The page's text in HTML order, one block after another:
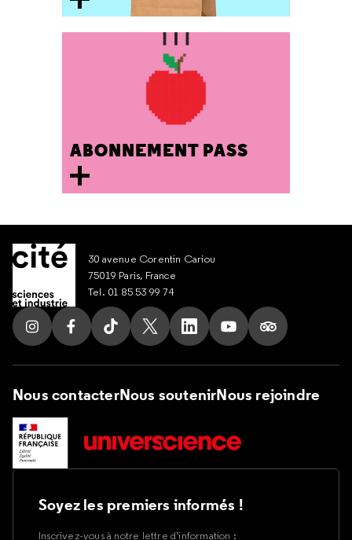
ABONNEMENT PASS
30 avenue Corentin Cariou
75019 Paris, France
Tel. 01 85 53 99 74
Suivez nous sur Instagram
Suivez nous sur Facebook
Suivez nous sur Tik Tok
Suivez nous sur X
Suivez nous sur LinkedIn
Suivez nous sur
Suivez nous
Nous contacterNous soutenirNous rejoindre
Soyez les premiers informés !
Inscrivez-vous à notre lettre d’information :